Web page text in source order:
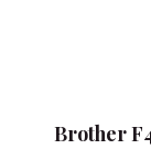
Brother